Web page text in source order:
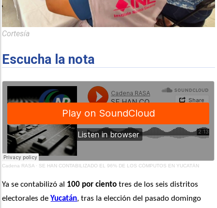
Cortesía
Escucha la nota
Cadena RASA · SE HAN CONTABILIZADO EL 96% DE LOS CÓMPUTOS EN YUCATÁN
Ya se contabilizó al 100 por ciento tres de los seis distritos
electorales de Yucatán, tras la elección del pasado domingo